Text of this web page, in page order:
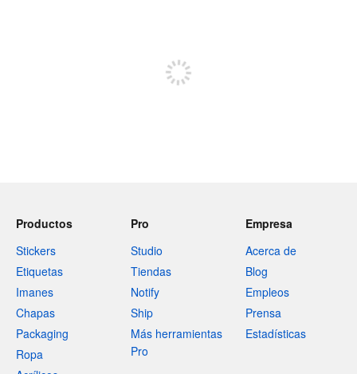
Productos
Stickers
Etiquetas
Imanes
Chapas
Packaging
Ropa
Pro
Studio
Tiendas
Notify
Ship
Más herramientas
Pro
Empresa
Acerca de
Blog
Empleos
Prensa
Estadísticas